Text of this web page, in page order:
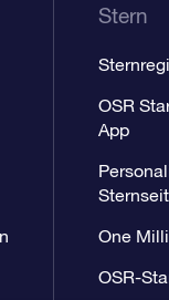
Stern
OSR
App
One
OSR-